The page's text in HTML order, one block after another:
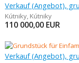
Verkauf (Angebot),
Kútniky, Kútniky
110 000,00 EUR
Verkauf (Angebot),